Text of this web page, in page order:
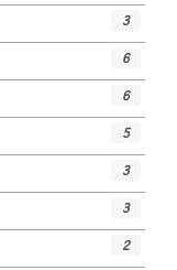
3
6
6
5
3
3
2